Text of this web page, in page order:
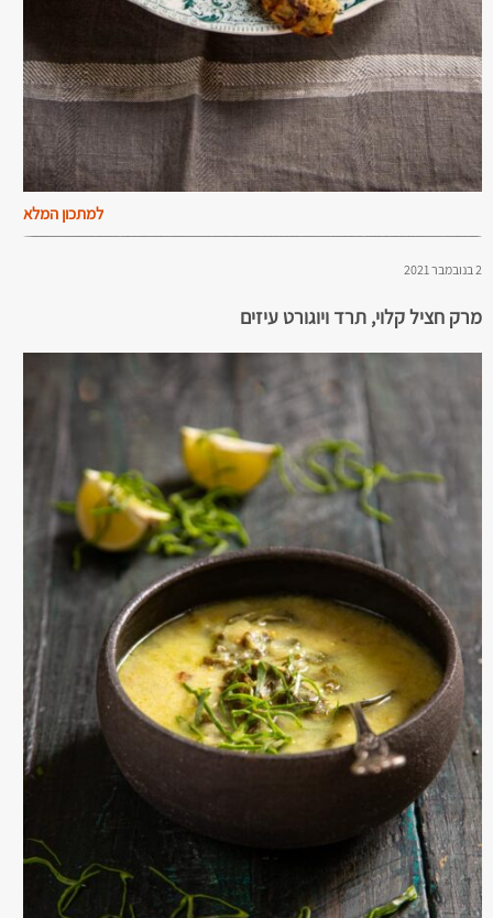
למתכון המלא
2 בנובמבר 2021
מרק חציל קלוי, תרד ויוגורט עיזים